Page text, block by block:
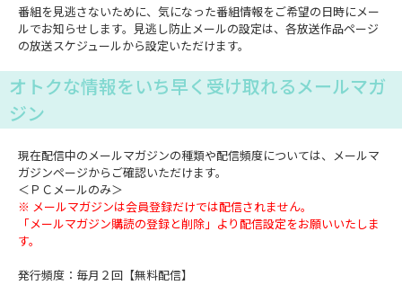
番組を見逃さないために、気になった番組情報をご希望の日時にメー
ルでお知らせします。見逃し防止メールの設定は、各放送作品ページ
の放送スケジュールから設定いただけます。
オトクな情報をいち早く受け取れるメールマガ
ジン
現在配信中のメールマガジンの種類や配信頻度については、メールマ
ガジンページからご確認いただけます。
＜ＰＣメールのみ＞
※ メールマガジンは会員登録だけでは配信されません。
「メールマガジン購読の登録と削除」より配信設定をお願いいたしま
す。
発行頻度：毎月２回【無料配信】